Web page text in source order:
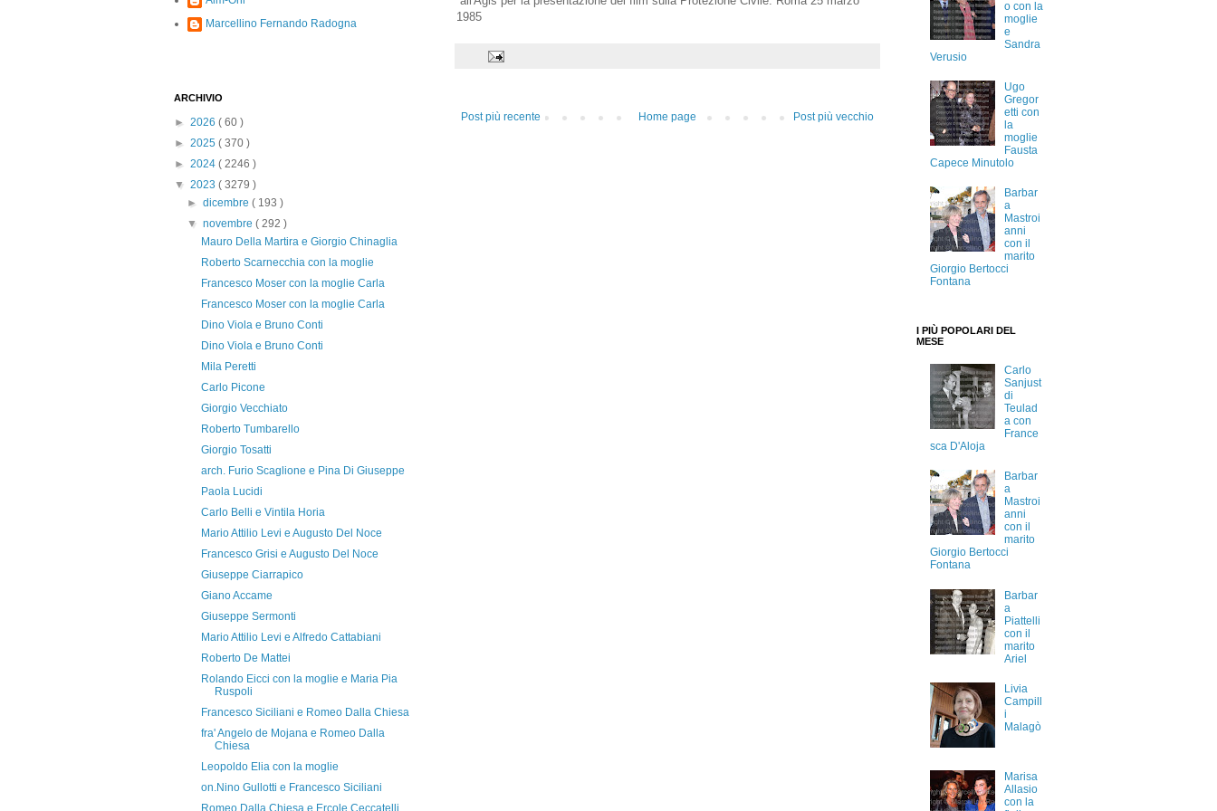
1985
Post più recente Post più vecchio
Home page
Marcellino Fernando Radogna
ARCHIVIO
► 2026 ( 60 )
► 2025 ( 370 )
► 2024 ( 2246 )
▼ 2023 ( 3279 )
►dicembre( 193 )
▼novembre( 292 )
Mauro Della Martira e Giorgio Chinaglia
Roberto Scarnecchia con la moglie
Francesco Moser con la moglie Carla
Francesco Moser con la moglie Carla
Dino Viola e Bruno Conti
Dino Viola e Bruno Conti
Mila Peretti
Carlo Picone
Giorgio Vecchiato
Roberto Tumbarello
Giorgio Tosatti
arch. Furio Scaglione e Pina Di Giuseppe
Paola Lucidi
Carlo Belli e Vintila Horia
Mario Attilio Levi e Augusto Del Noce
Francesco Grisi e Augusto Del Noce
Giuseppe Ciarrapico
Giano Accame
Giuseppe Sermonti
Mario Attilio Levi e Alfredo Cattabiani
Roberto De Mattei
Rolando Eicci con la moglie e Maria Pia
Ruspoli
Francesco Siciliani e Romeo Dalla Chiesa
fra' Angelo de Mojana e Romeo Dalla
Chiesa
Leopoldo Elia con la moglie
on.Nino Gullotti e Francesco Siciliani
Romeo Dalla Chiesa e Ercole Ceccatelli
o con la
moglie
e
Sandra
Verusio
Ugo
Gregor
etti con
la
moglie
Fausta
Capece Minutolo
Barbar
a
Mastroi
anni
con il
marito
Giorgio Bertocci
Fontana
I PIÙ POPOLARI DEL
MESE
Carlo
Sanjust
di
Teulad
a con
France
sca D'Aloja
Barbar
a
Mastroi
anni
con il
marito
Giorgio Bertocci
Fontana
Barbar
a
Piattelli
con il
marito
Ariel
Livia
Campill
i
Malagò
Marisa
Allasio
con la